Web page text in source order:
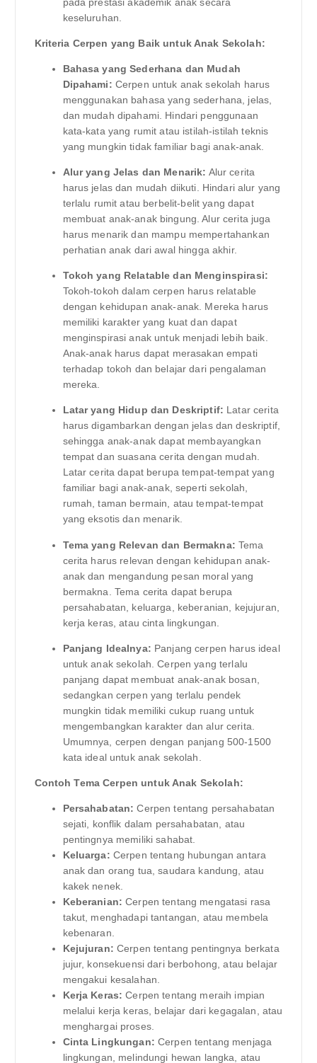
keseluruhan.
Kriteria Cerpen yang Baik untuk Anak Sekolah:
Bahasa yang Sederhana dan Mudah
Dipahami: Cerpen untuk anak sekolah harus
menggunakan bahasa yang sederhana, jelas,
dan mudah dipahami. Hindari penggunaan
kata-kata yang rumit atau istilah-istilah teknis
yang mungkin tidak familiar bagi anak-anak.
Alur yang Jelas dan Menarik: Alur cerita
harus jelas dan mudah diikuti. Hindari alur yang
terlalu rumit atau berbelit-belit yang dapat
membuat anak-anak bingung. Alur cerita juga
harus menarik dan mampu mempertahankan
perhatian anak dari awal hingga akhir.
Tokoh yang Relatable dan Menginspirasi:
Tokoh-tokoh dalam cerpen harus relatable
dengan kehidupan anak-anak. Mereka harus
memiliki karakter yang kuat dan dapat
menginspirasi anak untuk menjadi lebih baik.
Anak-anak harus dapat merasakan empati
terhadap tokoh dan belajar dari pengalaman
mereka.
Latar yang Hidup dan Deskriptif: Latar cerita
harus digambarkan dengan jelas dan deskriptif,
sehingga anak-anak dapat membayangkan
tempat dan suasana cerita dengan mudah.
Latar cerita dapat berupa tempat-tempat yang
familiar bagi anak-anak, seperti sekolah,
rumah, taman bermain, atau tempat-tempat
yang eksotis dan menarik.
Tema yang Relevan dan Bermakna: Tema
cerita harus relevan dengan kehidupan anak-
anak dan mengandung pesan moral yang
bermakna. Tema cerita dapat berupa
persahabatan, keluarga, keberanian, kejujuran,
kerja keras, atau cinta lingkungan.
Panjang Idealnya: Panjang cerpen harus ideal
untuk anak sekolah. Cerpen yang terlalu
panjang dapat membuat anak-anak bosan,
sedangkan cerpen yang terlalu pendek
mungkin tidak memiliki cukup ruang untuk
mengembangkan karakter dan alur cerita.
Umumnya, cerpen dengan panjang 500-1500
kata ideal untuk anak sekolah.
Contoh Tema Cerpen untuk Anak Sekolah:
Persahabatan: Cerpen tentang persahabatan
sejati, konflik dalam persahabatan, atau
pentingnya memiliki sahabat.
Keluarga: Cerpen tentang hubungan antara
anak dan orang tua, saudara kandung, atau
kakek nenek.
Keberanian: Cerpen tentang mengatasi rasa
takut, menghadapi tantangan, atau membela
kebenaran.
Kejujuran: Cerpen tentang pentingnya berkata
jujur, konsekuensi dari berbohong, atau belajar
mengakui kesalahan.
Kerja Keras: Cerpen tentang meraih impian
melalui kerja keras, belajar dari kegagalan, atau
menghargai proses.
Cinta Lingkungan: Cerpen tentang menjaga
lingkungan, melindungi hewan langka, atau